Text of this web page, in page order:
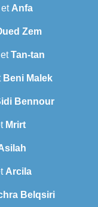
et Anfa
Zem
Tan-tan
Beni Malek
Bennour
Mrirt
Arcila
Belqsiri